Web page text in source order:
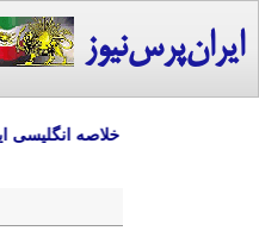
ایران‌پرس‌نیوز
خلاصه انگلیسی این